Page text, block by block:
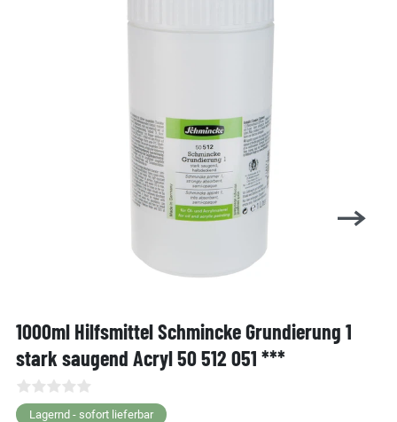
1000ml Hilfsmittel Schmincke Grundierung 1
stark saugend Acryl 50 512 051 ***
Lagernd - sofort lieferbar